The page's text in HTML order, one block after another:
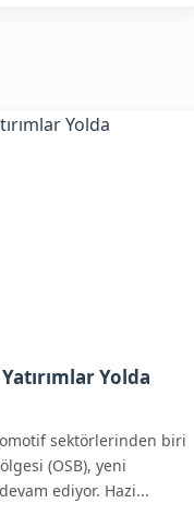
Yolda
sektörlerinden biri
(OSB), yeni
ediyor. Hazi...